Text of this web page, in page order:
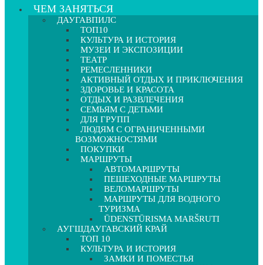
ЧЕМ ЗАНЯТЬСЯ
ДАУГАВПИЛС
ТОП10
КУЛЬТУРА И ИСТОРИЯ
МУЗЕИ И ЭКСПОЗИЦИИ
ТЕАТР
РЕМЕСЛЕННИКИ
АКТИВНЫЙ ОТДЫХ И ПРИКЛЮЧЕНИЯ
ЗДОРОВЬЕ И КРАСОТА
ОТДЫХ И РАЗВЛЕЧЕНИЯ
СЕМЬЯМ С ДЕТЬМИ
ДЛЯ ГРУПП
ЛЮДЯМ С ОГРАНИЧЕННЫМИ
ВОЗМОЖНОСТЯМИ
ПОКУПКИ
МАРШРУТЫ
АВТОМАРШРУТЫ
ПЕШЕХОДНЫЕ МАРШРУТЫ
ВЕЛОМАРШРУТЫ
МАРШРУТЫ ДЛЯ ВОДНОГО
ТУРИЗМА
ŪDENSTŪRISMA MARŠRUTI
АУГШДАУГАВСКИЙ КРАЙ
ТОП 10
КУЛЬТУРА И ИСТОРИЯ
ЗАМКИ И ПОМЕСТЬЯ